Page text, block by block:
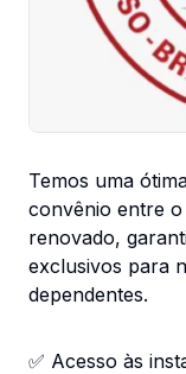
Temos uma
convênio entre
renovado,
exclusivos para
dependentes.
✅ Acesso às